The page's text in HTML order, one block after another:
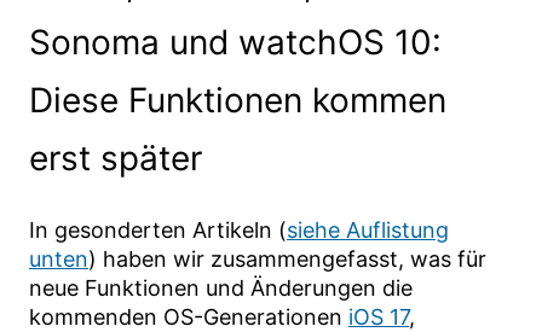
Sonoma und watchOS 10:
Diese Funktionen kommen
erst später
In gesonderten Artikeln (siehe Auflistung
unten) haben wir zusammengefasst, was für
neue Funktionen und Änderungen die
kommenden OS-Generationen iOS 17,